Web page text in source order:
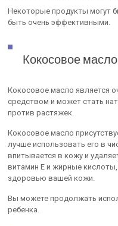
Некоторые продукты могут
быть очень эффективными.
Кокосовое масло
Кокосовое масло является
средством и может стать
против растяжек.
Кокосовое масло
лучше использовать его в
впитывается в кожу и
витамин Е и жирные
здоровью вашей кожи.
Вы можете продолжать
ребенка.